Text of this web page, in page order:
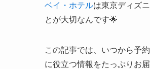
ベイ・ホテルは東京ディズ
とが大切なんです🌟
この記事では、いつから予
に役立つ情報をたっぷりお